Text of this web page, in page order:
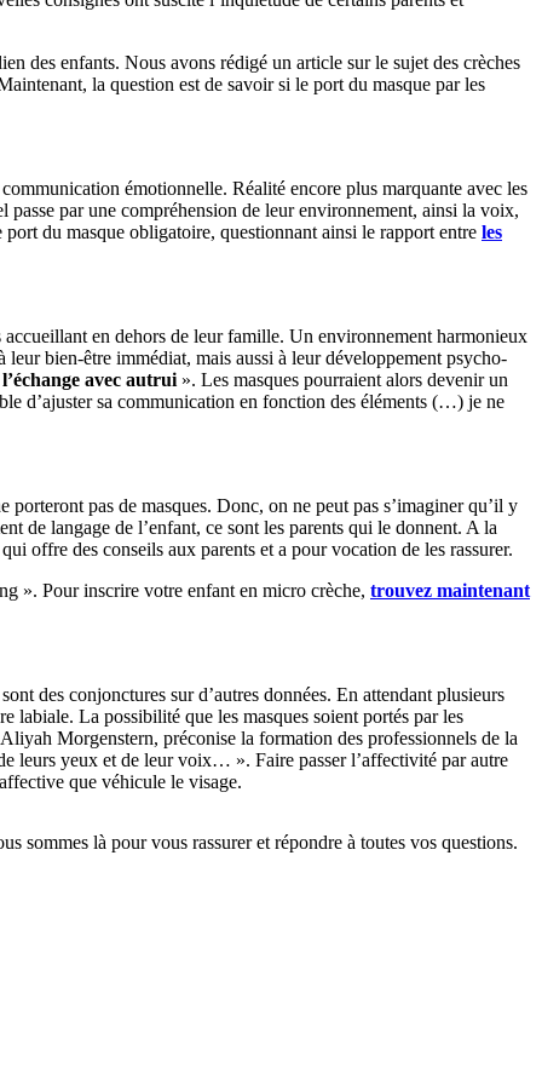
des enfants. Nous avons rédigé un article sur le sujet des crèches
la question est de savoir si le port du masque par les
émotionnelle. Réalité encore plus marquante avec les
par une compréhension de leur environnement, ainsi la voix,
du masque obligatoire, questionnant ainsi le rapport entre les
accueillant en dehors de leur famille. Un environnement harmonieux
bien-être immédiat, mais aussi à leur développement psycho-
avec autrui ». Les masques pourraient alors devenir un
d’ajuster sa communication en fonction des éléments (…) je ne
pas de masques. Donc, on ne peut pas s’imaginer qu’il y
de langage de l’enfant, ce sont les parents qui le donnent. A la
qui offre des conseils aux parents et a pour vocation de les rassurer.
». Pour inscrire votre enfant en micro crèche, trouvez maintenant
des conjonctures sur d’autres données. En attendant plusieurs
labiale. La possibilité que les masques soient portés par les
Morgenstern, préconise la formation des professionnels de la
leurs yeux et de leur voix… ». Faire passer l’affectivité par autre
que véhicule le visage.
sommes là pour vous rassurer et répondre à toutes vos questions.